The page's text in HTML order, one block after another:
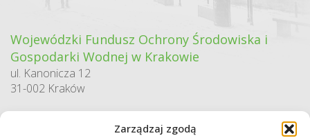
Zarządzaj zgodą
Wojewódzki Fundusz Ochrony Środowiska i
Gospodarki Wodnej w Krakowie
ul. Kanonicza 12
31-002 Kraków